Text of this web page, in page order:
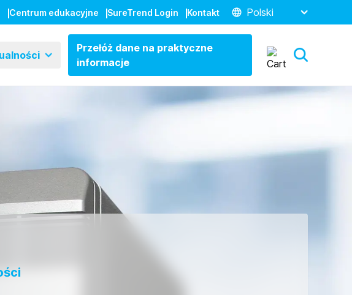
Centrum edukacyjne SureTrend Login Kontakt Polski
Przełóż dane na praktyczne
informacje